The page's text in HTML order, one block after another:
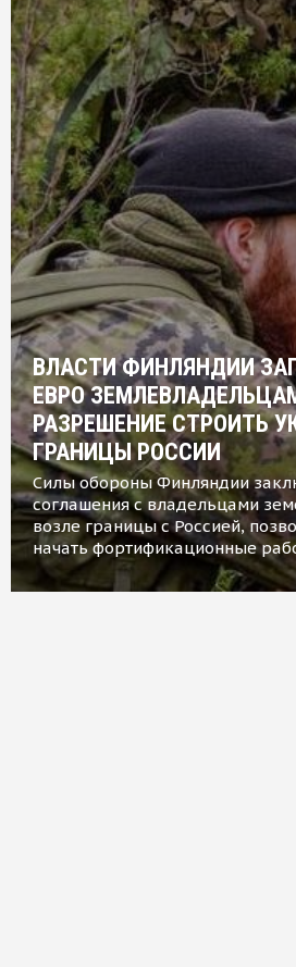
ВЛАСТИ ФИНЛЯНДИИ
ЕВРО
РАЗРЕШЕНИЕ СТРОИТЬ
ГРАНИЦЫ РОССИИ
Силы обороны Финляндии
соглашения с владельцами
возле границы с Россией,
начать фортификационные